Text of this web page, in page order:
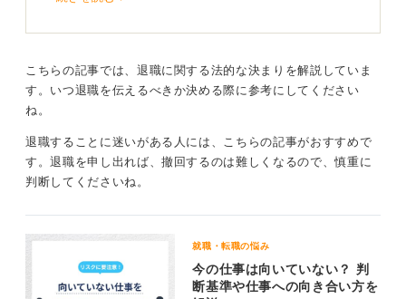
ームへの負担を軽減できます。また、急な退職はチーム
与えかねないので、計画的に進めることが重要です。
せよう
退職を申し出る際は、まず直属の上司に対面で意向を伝
験に対する感謝を伝えることで、円滑な退職が可能にな
ります。
退職期間中は、後任者への引き継ぎに専念し、未完了の
こちらの記事では、退職に関する法的な決まりを解説していま
す。いつ退職を伝えるべきか決める際に参考にしてください
ね。
退職することに迷いがある人には、こちらの記事がおすすめで
す。退職を申し出れば、撤回するのは難しくなるので、慎重に
判断してくださいね。
就職・転職の悩み
今の仕事は向いていない？ 判
断基準や仕事への向き合い方を